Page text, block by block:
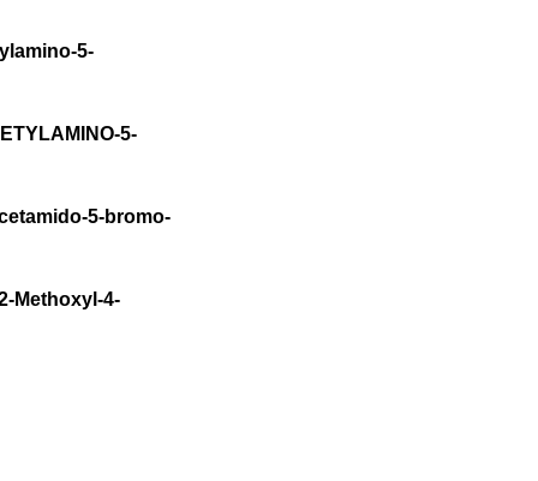
5-
5-
5-bromo-
Methoxyl-4-